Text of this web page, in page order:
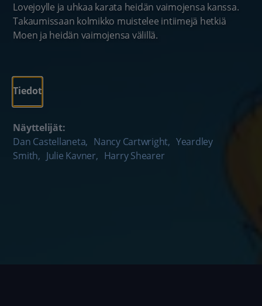
Lovejoylle ja uhkaa karata heidän vaimojensa kanssa.
Takaumissaan kolmikko muistelee intiimejä hetkiä
Moen ja heidän vaimojensa välillä.
Tiedot
Näyttelijät:
Dan Castellaneta, Nancy Cartwright, Yeardley
Smith, Julie Kavner, Harry Shearer